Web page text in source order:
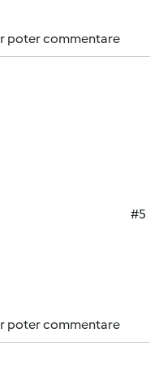
poter commentare
#5
poter commentare